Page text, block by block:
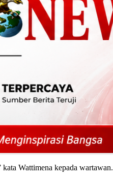
Wattimena kepada wartawan.